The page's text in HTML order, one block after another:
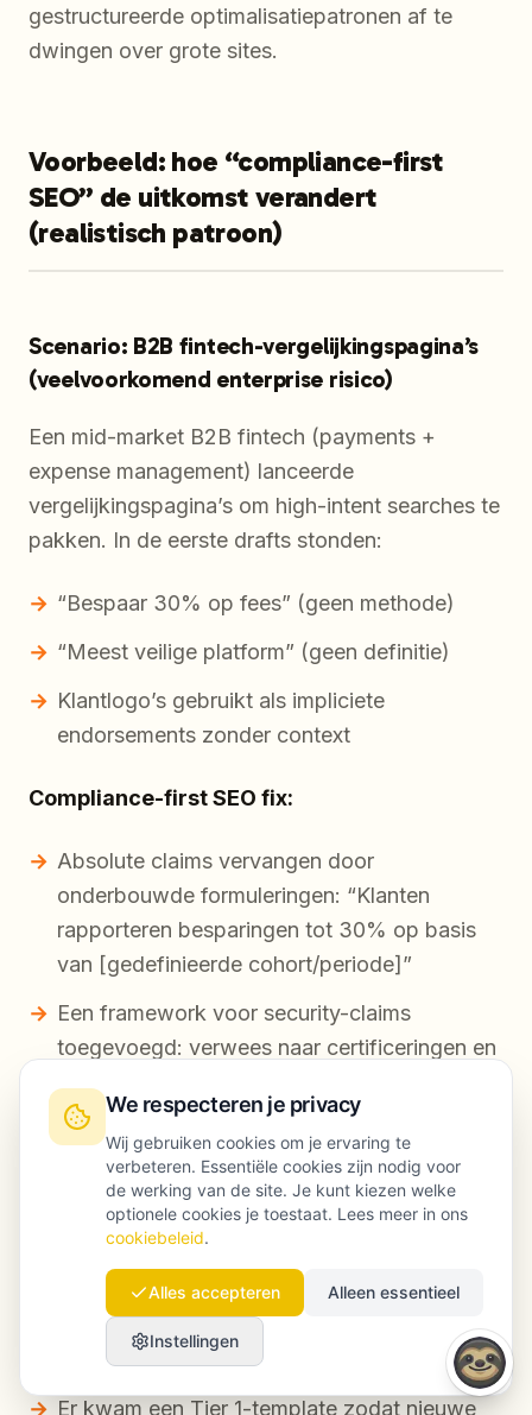
gestructureerde optimalisatiepatronen af te
dwingen over grote sites.
Voorbeeld: hoe “compliance-first
SEO” de uitkomst verandert
(realistisch patroon)
Scenario: B2B fintech-vergelijkingspagina’s
(veelvoorkomend enterprise risico)
Een mid-market B2B fintech (payments +
expense management) lanceerde
vergelijkingspagina’s om high-intent searches te
pakken. In de eerste drafts stonden:
“Bespaar 30% op fees” (geen methode)
“Meest veilige platform” (geen definitie)
Klantlogo’s gebruikt als impliciete
endorsements zonder context
Compliance-first SEO fix:
Absolute claims vervangen door
onderbouwde formuleringen: “Klanten
rapporteren besparingen tot 30% op basis
van [gedefinieerde cohort/periode]”
Een framework voor security-claims
toegevoegd: verwees naar certificeringen en
vermeed garanties)
Een “Zo vergelijken we”-methodologieblok
toegevoegd met gedateerde data
Disclosure toegevoegd waar klantlogo’s
gebruikt werden (relatiecontext)
Wat er operationeel veranderde:
Er kwam een Tier 1-template zodat nieuwe
We respecteren je privacy
Wij gebruiken cookies om je ervaring te
verbeteren. Essentiële cookies zijn nodig voor
de werking van de site. Je kunt kiezen welke
optionele cookies je toestaat. Lees meer in ons
cookiebeleid.
Alles accepteren Alleen essentieel
Instellingen